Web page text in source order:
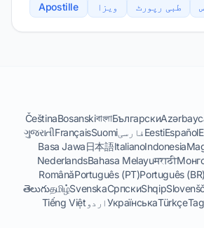
طبی رپورٹ ویزا Apostille
Български
বাংলা
Bosanski
Čeština
Español
EestiفارسیSuomi
Français
ગુજરાતી
Indonesia
Italiano
日本語
Basa Jawa
मराठी
Bahasa Melayu
Nederlands
Português (BR)
Português (PT)
Română
Shqip
Српски
Svenska
தமிழ்
తెలుగు
Türkçe
Українськаاردو Tiếng Việt